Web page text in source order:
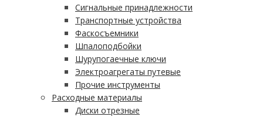
Сигнальные принадлежности
Транспортные устройства
Фаскосъемники
Шпалоподбойки
Шурупогаечные ключи
Электроагрегаты путевые
Прочие инструменты
Расходные материалы
Диски отрезные